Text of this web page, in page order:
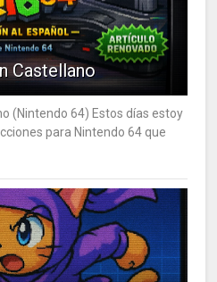
Castellano
(Nintendo 64) Estos días estoy
para Nintendo 64 que